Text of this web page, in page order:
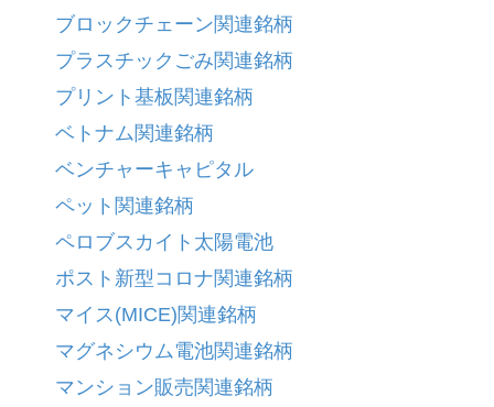
ブロックチェーン関連銘柄
プラスチックごみ関連銘柄
プリント基板関連銘柄
ベトナム関連銘柄
ベンチャーキャピタル
ペット関連銘柄
ペロブスカイト太陽電池
ポスト新型コロナ関連銘柄
マイス(MICE)関連銘柄
マグネシウム電池関連銘柄
マンション販売関連銘柄